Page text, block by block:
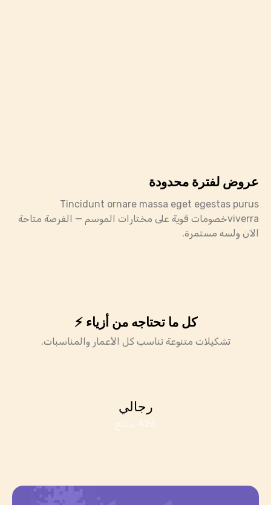
عروض لفترة محدودة
Tincidunt ornare massa eget egestas purus
viverraخصومات قوية على مختارات الموسم — الفرصة متاحة
الآن ولسه مستمرة.
كل ما تحتاجه من أزياء ⚡️
تشكيلات متنوعة تناسب كل الأعمار والمناسبات.
رجالي